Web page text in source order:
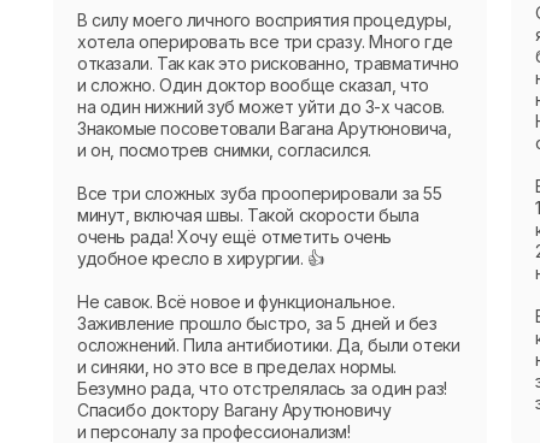
В силу моего личного восприятия процедуры,
хотела оперировать все три сразу. Много где
отказали. Так как это рискованно, травматично
и сложно. Один доктор вообще сказал, что
на один нижний зуб может уйти до 3-х часов.
Знакомые посоветовали Вагана Арутюновича,
и он, посмотрев снимки, согласился.
Все три сложных зуба прооперировали за 55
минут, включая швы. Такой скорости была
очень рада! Хочу ещё отметить очень
удобное кресло в хирургии. 👍
Не савок. Всё новое и функциональное.
Заживление прошло быстро, за 5 дней и без
осложнений. Пила антибиотики. Да, были отеки
и синяки, но это все в пределах нормы.
Безумно рада, что отстрелялась за один раз!
Спасибо доктору Вагану Арутюновичу
и персоналу за профессионализм!